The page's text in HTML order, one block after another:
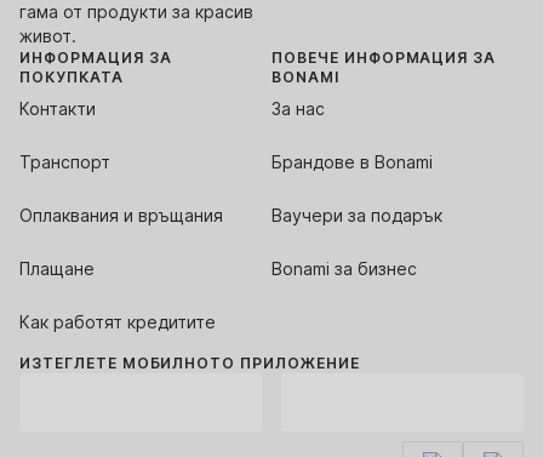
гама от продукти за красив
живот.
ИНФОРМАЦИЯ ЗА
ПОКУПКАТА
Контакти
Транспорт
Оплаквания и връщания
Плащане
Как работят кредитите
ПОВЕЧЕ ИНФОРМАЦИЯ ЗА
BONAMI
За нас
Брандове в Bonami
Ваучери за подарък
Bonami за бизнес
ИЗТЕГЛЕТЕ МОБИЛНОТО ПРИЛОЖЕНИЕ